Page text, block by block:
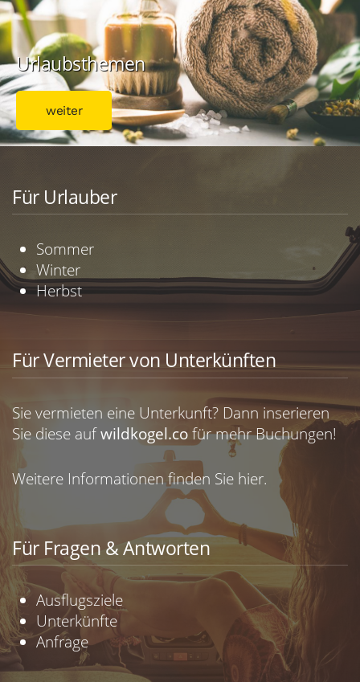
Urlaubsthemen
weiter
Für Urlauber
Sommer
Winter
Herbst
Für Vermieter von Unterkünften
Sie vermieten eine Unterkunft? Dann inserieren
Sie diese aufwildkogel.cofür mehr Buchungen!
Weitere Informationen finden Sie hier.
Für Fragen & Antworten
Ausflugsziele
Unterkünfte
Anfrage